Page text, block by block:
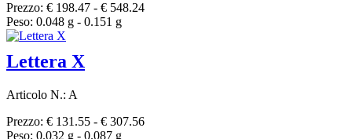
Prezzo: € 198.47 - € 548.24
Peso: 0.048 g - 0.151 g
Lettera X
Articolo N.: A
Prezzo: € 131.55 - € 307.56
Peso: 0.032 g - 0.087 g